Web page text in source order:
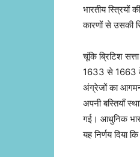
भारतीय स्त्रियों
कारणों से उसकी
चूंकि ब्रिटिश
1633 से 1663 के
अंग्रेजों का
अपनी बस्तियाँ
गई। आधुनिक
यह निर्णय दिया